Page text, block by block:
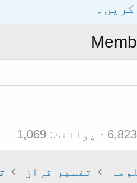
6,823 پوائنٹ 1,069
تفسیر قرآن